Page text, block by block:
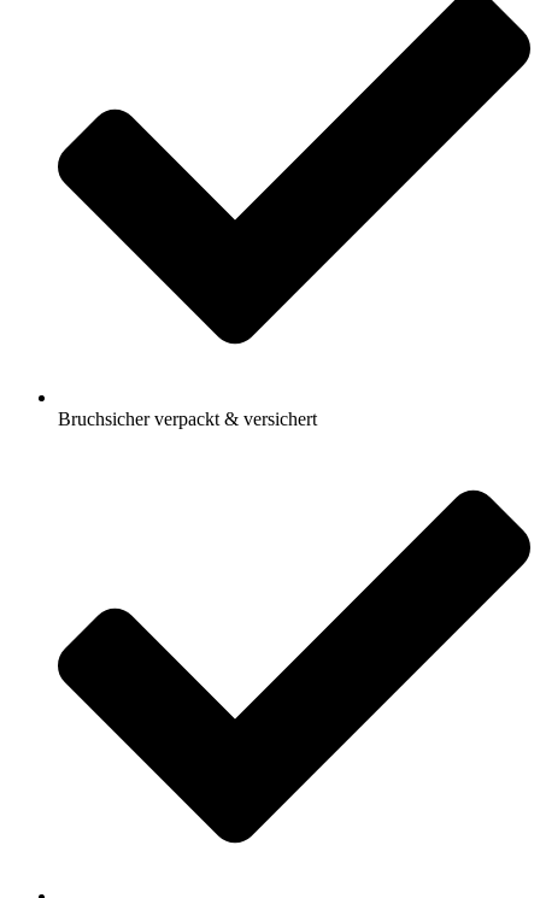
Bruchsicher verpackt & versichert